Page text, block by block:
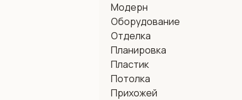
Модерн
Оборудование
Отделка
Планировка
Пластик
Потолка
Прихожей